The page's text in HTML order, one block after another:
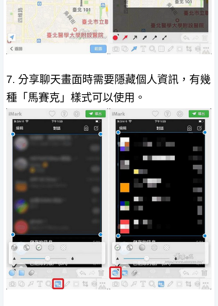
7. 分享聊天畫面時需要隱藏個人資訊，有幾
種「馬賽克」樣式可以使用。